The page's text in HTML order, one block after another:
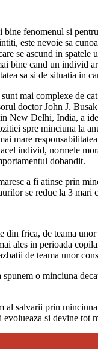
bine fenomenul si
este nevoie sa
se ascund in spatele
bine cand un individ
sa si de situatia in
mai complexe de cat
doctor John J.
New Delhi, India, a
spre minciuna la
mare
individ, normele
dobandit.
a fi atinse prin
se reduc la 3 mari
din frica, de teama
ales in perioada
de teama unor
o minciuna
al salvarii prin
si devine tot